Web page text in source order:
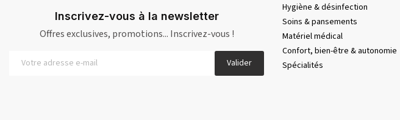
Inscrivez-vous à la newsletter
Offres exclusives, promotions... Inscrivez-vous !
Valider
Hygiène & désinfection
Soins & pansements
Matériel médical
Confort, bien-être & autonomie
Spécialités